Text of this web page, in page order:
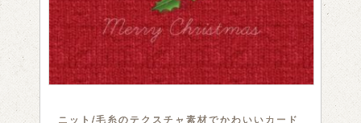
ニット/毛糸のテクスチャ素材でかわいいカード